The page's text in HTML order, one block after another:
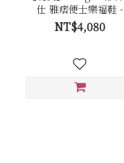
仕 雅痞便士樂福鞋 -
Va304擦咖
NT$4,080